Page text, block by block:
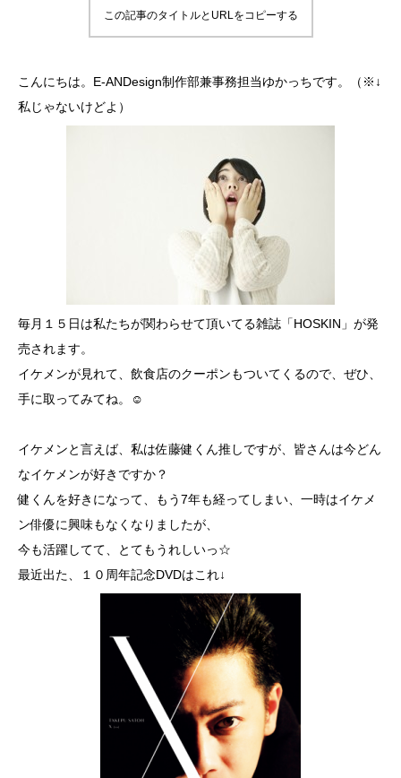
この記事のタイトルとURLをコピーする
こんにちは。E-ANDesign制作部兼事務担当ゆかっちです。（※↓
私じゃないけどよ）
毎月１５日は私たちが関わらせて頂いてる雑誌「HOSKIN」が発
売されます。
イケメンが見れて、飲食店のクーポンもついてくるので、ぜひ、
手に取ってみてね。☺
イケメンと言えば、私は佐藤健くん推しですが、皆さんは今どん
なイケメンが好きですか？
健くんを好きになって、もう7年も経ってしまい、一時はイケメ
ン俳優に興味もなくなりましたが、
今も活躍してて、とてもうれしいっ☆
最近出た、１０周年記念DVDはこれ↓